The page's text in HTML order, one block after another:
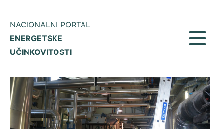
NACIONALNI PORTAL
ENERGETSKE
UČINKOVITOSTI